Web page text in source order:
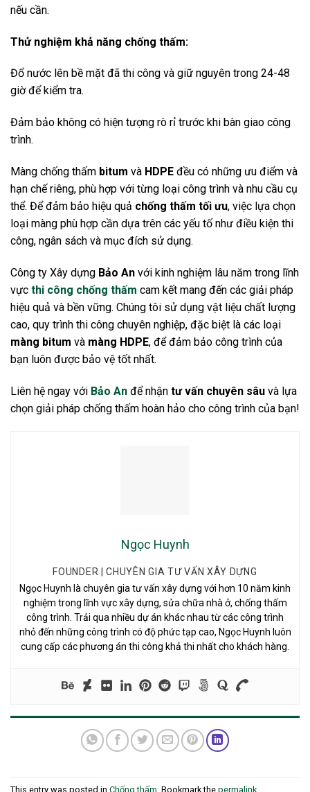
nếu cần.
Thử nghiệm khả năng chống thấm:
Đổ nước lên bề mặt đã thi công và giữ nguyên trong 24-48
giờ để kiểm tra.
Đảm bảo không có hiện tượng rò rỉ trước khi bàn giao công
trình.
Màng chống thấm bitum và HDPE đều có những ưu điểm và
hạn chế riêng, phù hợp với từng loại công trình và nhu cầu cụ
thể. Để đảm bảo hiệu quả chống thấm tối ưu, việc lựa chọn
loại màng phù hợp cần dựa trên các yếu tố như điều kiện thi
công, ngân sách và mục đích sử dụng.
Công ty Xây dựng Bảo An với kinh nghiệm lâu năm trong lĩnh
vực thi công chống thấm cam kết mang đến các giải pháp
hiệu quả và bền vững. Chúng tôi sử dụng vật liệu chất lượng
cao, quy trình thi công chuyên nghiệp, đặc biệt là các loại
màng bitum và màng HDPE, để đảm bảo công trình của
bạn luôn được bảo vệ tốt nhất.
Liên hệ ngay với Bảo An để nhận tư vấn chuyên sâu và lựa
chọn giải pháp chống thấm hoàn hảo cho công trình của bạn!
Ngọc Huynh
FOUNDER | CHUYÊN GIA TƯ VẤN XÂY DỰNG
Ngọc Huynh là chuyên gia tư vấn xây dựng với hơn 10 năm kinh
nghiệm trong lĩnh vực xây dựng, sửa chữa nhà ở, chống thấm
công trình. Trải qua nhiều dự án khác nhau từ các công trình
nhỏ đến những công trình có độ phức tạp cao, Ngọc Huynh luôn
cung cấp các phương án thi công khả thi nhất cho khách hàng.
This entry was posted in Chống thấm . Bookmark the permalink